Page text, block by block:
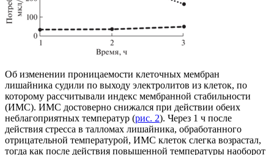
Об изменении проницаемости клеточных мембран
лишайника судили по выходу электролитов из клеток, по
которому рассчитывали индекс мембранной стабильности
(ИМС). ИМС достоверно снижался при действии обеих
неблагоприятных температур (рис. 2). Через 1 ч после
действия стресса в талломах лишайника, обработанного
отрицательной температурой, ИМС клеток слегка возрастал,
тогда как после действия повышенной температуры наоборот